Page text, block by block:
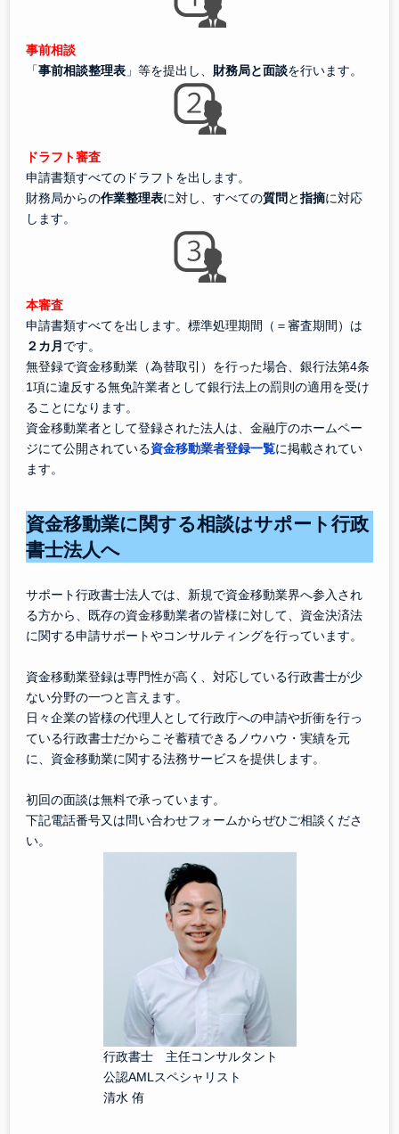
事前相談
「事前相談整理表 」等を提出し、 財務局と面談を行います。
ドラフト審査
申請書類すべてのドラフトを出します。
財務局からの作業整理表に対し、すべての質問 と指摘に対応
します。
本審査
申請書類すべてを出します。標準処理期間（＝審査期間）は
２カ月 です。
無登録で資金移動業（為替取引）を行った場合、銀行法第4条
1項に違反する無免許業者として銀行法上の罰則の適用を受け
ることになります。
資金移動業者として登録された法人は、金融庁のホームペー
ジにて公開されている資金移動業者登録一覧に掲載されてい
ます。
資金移動業に関する相談はサポート行政
書士法人へ
サポート行政書士法人では、新規で資金移動業界へ参入され
る方から、既存の資金移動業者の皆様に対して、資金決済法
に関する申請サポートやコンサルティングを行っています。
資金移動業登録は専門性が高く、対応している行政書士が少
ない分野の一つと言えます。
日々企業の皆様の代理人として行政庁への申請や折衝を行っ
ている行政書士だからこそ蓄積できるノウハウ・実績を元
に、資金移動業に関する法務サービスを提供します。
初回の面談は無料で承っています。
下記電話番号又は問い合わせフォームからぜひご相談くださ
い。
行政書士 主任コンサルタント
公認AMLスペシャリスト
清水 侑